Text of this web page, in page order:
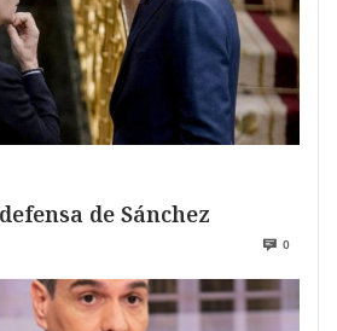
de Sánchez
0